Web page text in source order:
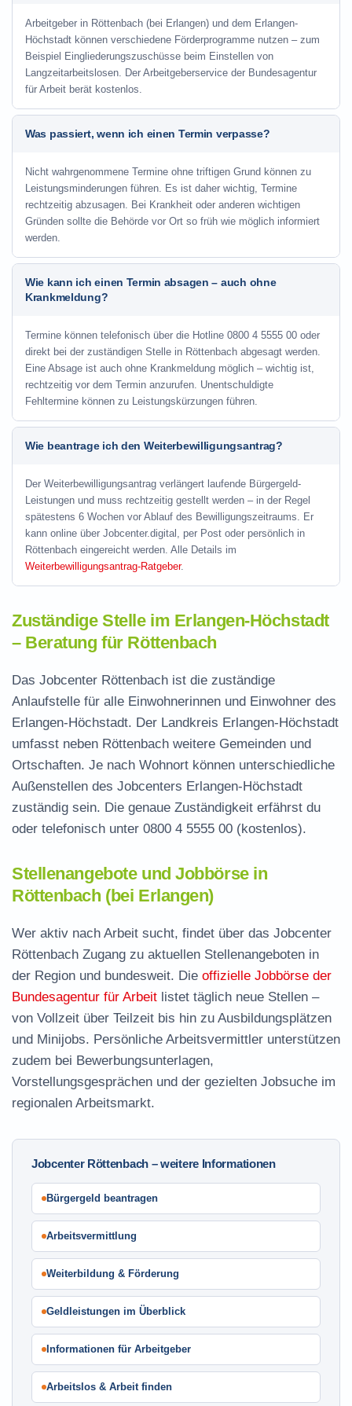
Arbeitgeber in Röttenbach (bei Erlangen) und dem Erlangen-
Höchstadt können verschiedene Förderprogramme nutzen – zum
Beispiel Eingliederungszuschüsse beim Einstellen von
Langzeitarbeitslosen. Der Arbeitgeberservice der Bundesagentur
für Arbeit berät kostenlos.
Was passiert, wenn ich einen Termin verpasse?
Nicht wahrgenommene Termine ohne triftigen Grund können zu
Leistungsminderungen führen. Es ist daher wichtig, Termine
rechtzeitig abzusagen. Bei Krankheit oder anderen wichtigen
Gründen sollte die Behörde vor Ort so früh wie möglich informiert
werden.
Wie kann ich einen Termin absagen – auch ohne
Krankmeldung?
Termine können telefonisch über die Hotline 0800 4 5555 00 oder
direkt bei der zuständigen Stelle in Röttenbach abgesagt werden.
Eine Absage ist auch ohne Krankmeldung möglich – wichtig ist,
rechtzeitig vor dem Termin anzurufen. Unentschuldigte
Fehltermine können zu Leistungskürzungen führen.
Wie beantrage ich den Weiterbewilligungsantrag?
Der Weiterbewilligungsantrag verlängert laufende Bürgergeld-
Leistungen und muss rechtzeitig gestellt werden – in der Regel
spätestens 6 Wochen vor Ablauf des Bewilligungszeitraums. Er
kann online über Jobcenter.digital, per Post oder persönlich in
Röttenbach eingereicht werden. Alle Details im
Weiterbewilligungsantrag-Ratgeber.
Zuständige Stelle im Erlangen-Höchstadt
– Beratung für Röttenbach
Das Jobcenter Röttenbach ist die zuständige
Anlaufstelle für alle Einwohnerinnen und Einwohner des
Erlangen-Höchstadt. Der Landkreis Erlangen-Höchstadt
umfasst neben Röttenbach weitere Gemeinden und
Ortschaften. Je nach Wohnort können unterschiedliche
Außenstellen des Jobcenters Erlangen-Höchstadt
zuständig sein. Die genaue Zuständigkeit erfährst du
oder telefonisch unter 0800 4 5555 00 (kostenlos).
Stellenangebote und Jobbörse in
Röttenbach (bei Erlangen)
Wer aktiv nach Arbeit sucht, findet über das Jobcenter
Röttenbach Zugang zu aktuellen Stellenangeboten in
der Region und bundesweit. Die offizielle Jobbörse der
Bundesagentur für Arbeit listet täglich neue Stellen –
von Vollzeit über Teilzeit bis hin zu Ausbildungsplätzen
und Minijobs. Persönliche Arbeitsvermittler unterstützen
zudem bei Bewerbungsunterlagen,
Vorstellungsgesprächen und der gezielten Jobsuche im
regionalen Arbeitsmarkt.
Jobcenter Röttenbach – weitere Informationen
Bürgergeld beantragen
Arbeitsvermittlung
Weiterbildung & Förderung
Geldleistungen im Überblick
Informationen für Arbeitgeber
Arbeitslos & Arbeit finden